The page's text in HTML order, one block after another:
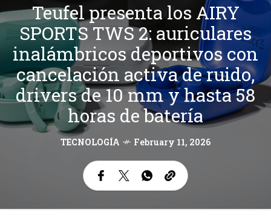
Teufel presenta los AIRY
SPORTS TWS 2: auriculares
inalámbricos deportivos con
cancelación activa de ruido,
drivers de 10 mm y hasta 58
horas de batería
TECNOLOGÍA February 11, 2026